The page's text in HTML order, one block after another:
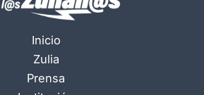
Inicio
Zulia
Prensa